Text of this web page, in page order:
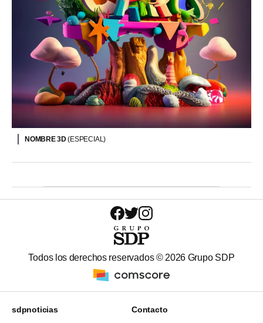
NOMBRE 3D(ESPECIAL)
Todos los derechos reservados © 2026 Grupo SDP
sdpnoticias Contacto